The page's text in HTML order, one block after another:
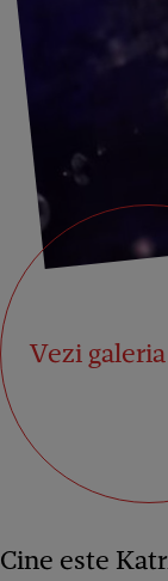
Vezi
Cine este